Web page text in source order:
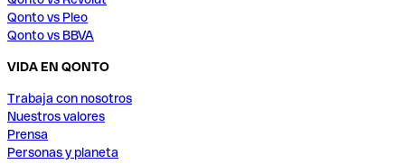
Qonto vs Pleo
Qonto vs BBVA
VIDA EN QONTO
Trabaja con nosotros
Nuestros valores
Prensa
Personas y planeta